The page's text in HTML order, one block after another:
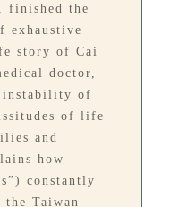
finished the
exhaustive
story of Cai
doctor,
instability of
of life
and
how
constantly
the Taiwan